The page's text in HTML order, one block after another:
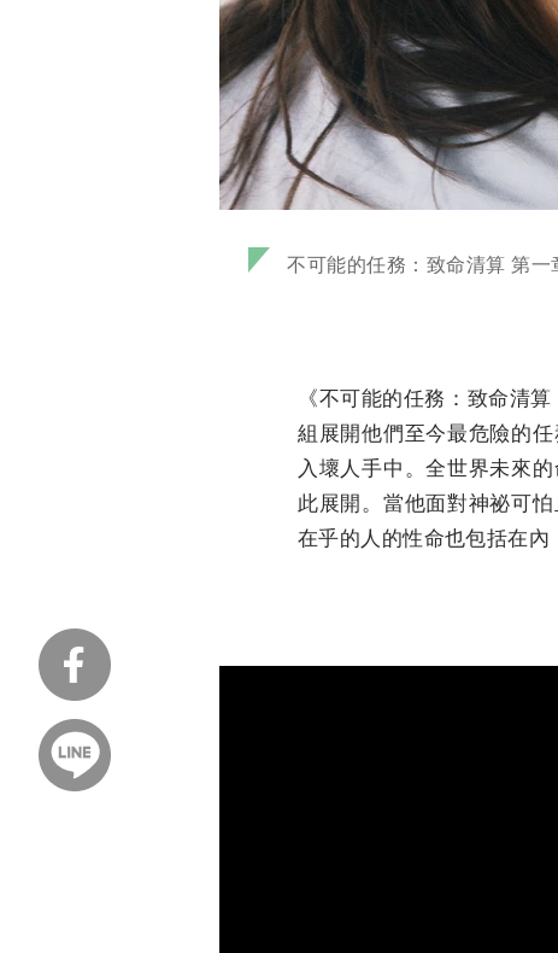
不可能的任務：致命清算 第一
《不可能的任務：致命清
組展開他們至今最危險的
入壞人手中。全世界未來
此展開。當他面對神祕可
在乎的人的性命也包括在內